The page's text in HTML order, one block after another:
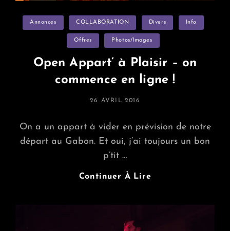
Categories
Annonces COLLABORATION Divers Info
Offres Photos/images
Open Appart’ à Plaisir – on
commence en ligne !
POSTED
26 AVRIL 2016
On a un appart à vider en prévision de notre
départ au Gabon. Et oui, j’ai toujours un bon
p’tit …
Continuer À LireOpen